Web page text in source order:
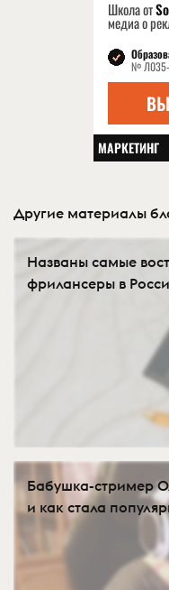
Другие материалы
Названы самые
фрилансеры в
Бабушка-стример
и как стала